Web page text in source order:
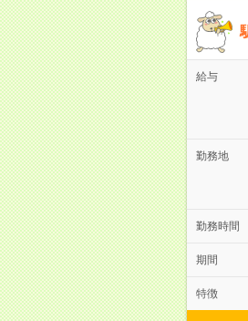
給与
勤務地
勤務時間
期間
特徴